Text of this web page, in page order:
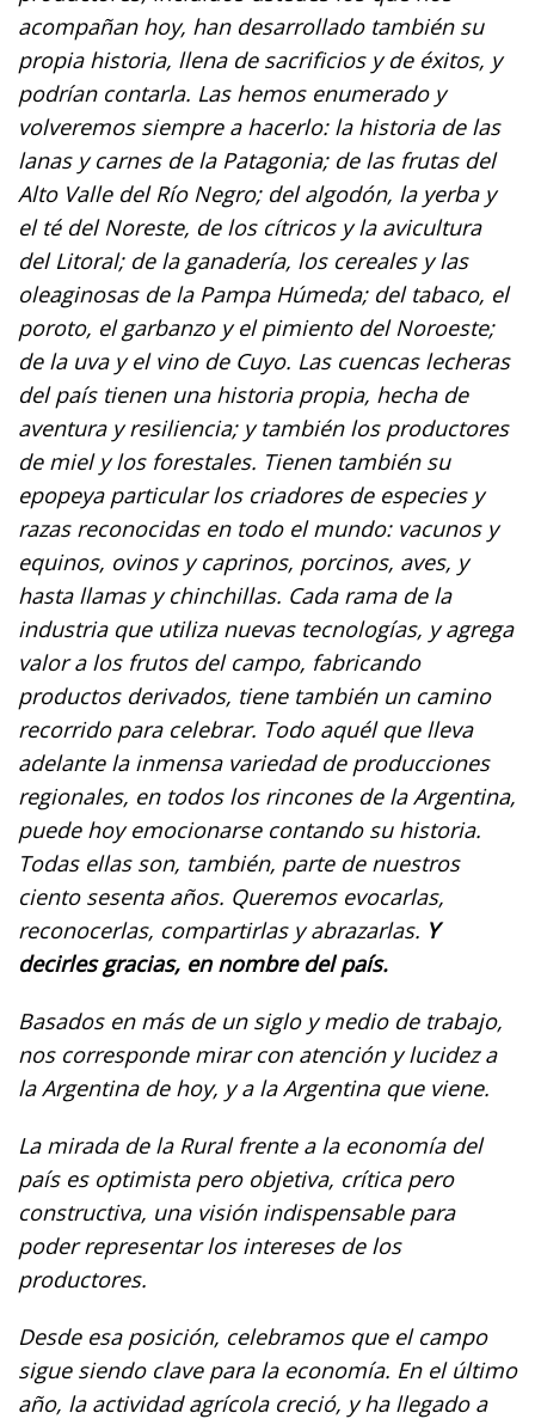
acompañan hoy, han desarrollado también su
propia historia, llena de sacrificios y de éxitos, y
podrían contarla. Las hemos enumerado y
volveremos siempre a hacerlo: la historia de las
lanas y carnes de la Patagonia; de las frutas del
Alto Valle del Río Negro; del algodón, la yerba y
el té del Noreste, de los cítricos y la avicultura
del Litoral; de la ganadería, los cereales y las
oleaginosas de la Pampa Húmeda; del tabaco, el
poroto, el garbanzo y el pimiento del Noroeste;
de la uva y el vino de Cuyo. Las cuencas lecheras
del país tienen una historia propia, hecha de
aventura y resiliencia; y también los productores
de miel y los forestales. Tienen también su
epopeya particular los criadores de especies y
razas reconocidas en todo el mundo: vacunos y
equinos, ovinos y caprinos, porcinos, aves, y
hasta llamas y chinchillas. Cada rama de la
industria que utiliza nuevas tecnologías, y agrega
valor a los frutos del campo, fabricando
productos derivados, tiene también un camino
recorrido para celebrar. Todo aquél que lleva
adelante la inmensa variedad de producciones
regionales, en todos los rincones de la Argentina,
puede hoy emocionarse contando su historia.
Todas ellas son, también, parte de nuestros
ciento sesenta años. Queremos evocarlas,
reconocerlas, compartirlas y abrazarlas. Y
decirles gracias, en nombre del país.
Basados en más de un siglo y medio de trabajo,
nos corresponde mirar con atención y lucidez a
la Argentina de hoy, y a la Argentina que viene.
La mirada de la Rural frente a la economía del
país es optimista pero objetiva, crítica pero
constructiva, una visión indispensable para
poder representar los intereses de los
productores.
Desde esa posición, celebramos que el campo
sigue siendo clave para la economía. En el último
año, la actividad agrícola creció, y ha llegado a